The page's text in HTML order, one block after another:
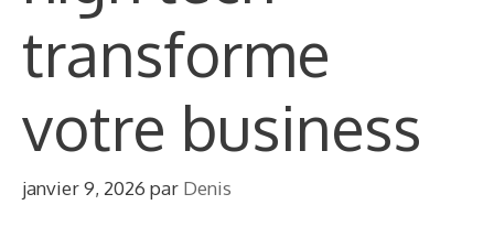
transforme
votre business
janvier 9, 2026 par Denis